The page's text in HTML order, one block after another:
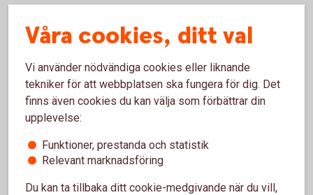
Studentekonomi
Tips för en bättre ekonomi under studierna.
Studentekonomi
Våra cookies, ditt val
Vi använder nödvändiga cookies eller liknande
tekniker för att webbplatsen ska fungera för dig. Det
finns även cookies du kan välja som förbättrar din
upplevelse:
Funktioner, prestanda och statistik
Relevant marknadsföring
Du kan ta tillbaka ditt cookie-medgivande när du vill,